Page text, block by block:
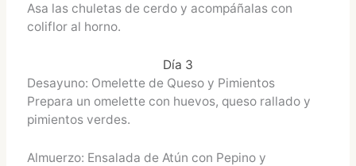
Asa las chuletas de cerdo y acompáñalas con
coliflor al horno.
Día 3
Desayuno: Omelette de Queso y Pimientos
Prepara un omelette con huevos, queso rallado y
pimientos verdes.
Almuerzo: Ensalada de Atún con Pepino y